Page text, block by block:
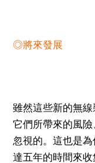
◎將來發展
雖然這些新的無
它們所帶來的風
忽視的。這也是
達五年的時間來